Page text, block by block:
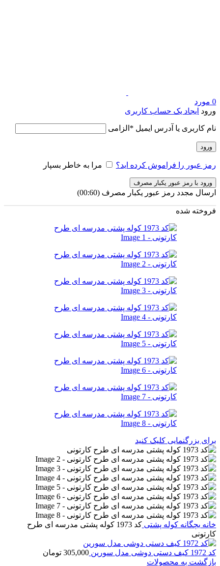
0 مورد
ورود ایجاد یک حساب کاربری
نام کاربری یا آدرس ایمیل * الزامی
ورود
رمز عبور را فراموش کرده اید؟ مرا به خاطر بسپار
ورود با رمز عبور یکبار مصرف
ارسال مجدد رمز عبور یکبار مصرف (00:
60
)
فروخته شده
برای بزرگنمایی کلیک کنید
خانه بچگانه کوله پشتی
کد 1973 کوله پشتی مدرسه ای طرح
کارتونی
کد 1972 کیف دستی دوشی مدل سورین 305,000 تومان
بازگشت به محصولات